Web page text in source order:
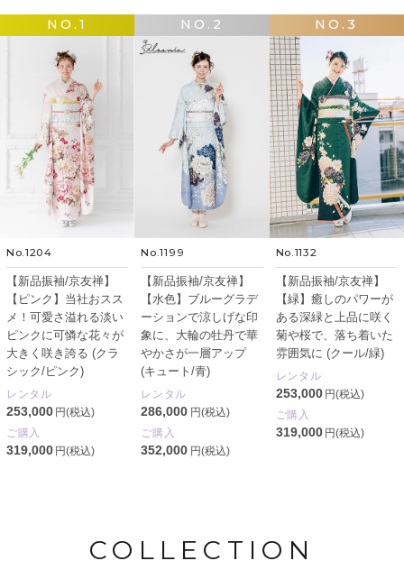
NO.1
No.1204
【新品振袖/京友禅】
【ピンク】当社おスス
メ！可愛さ溢れる淡い
ピンクに可憐な花々が
大きく咲き誇る (クラ
シック/ピンク)
レンタル
253,000 円(税込)
ご購入
319,000 円(税込)
NO.2
No.1199
【新品振袖/京友禅】
【水色】ブルーグラデ
ーションで涼しげな印
象に、大輪の牡丹で華
やかさが一層アップ
(キュート/青)
レンタル
286,000 円(税込)
ご購入
352,000 円(税込)
NO.3
No.1132
【新品振袖/京友禅】
【緑】癒しのパワーが
ある深緑と上品に咲く
菊や桜で、落ち着いた
雰囲気に (クール/緑)
レンタル
253,000 円(税込)
ご購入
319,000 円(税込)
COLLECTION